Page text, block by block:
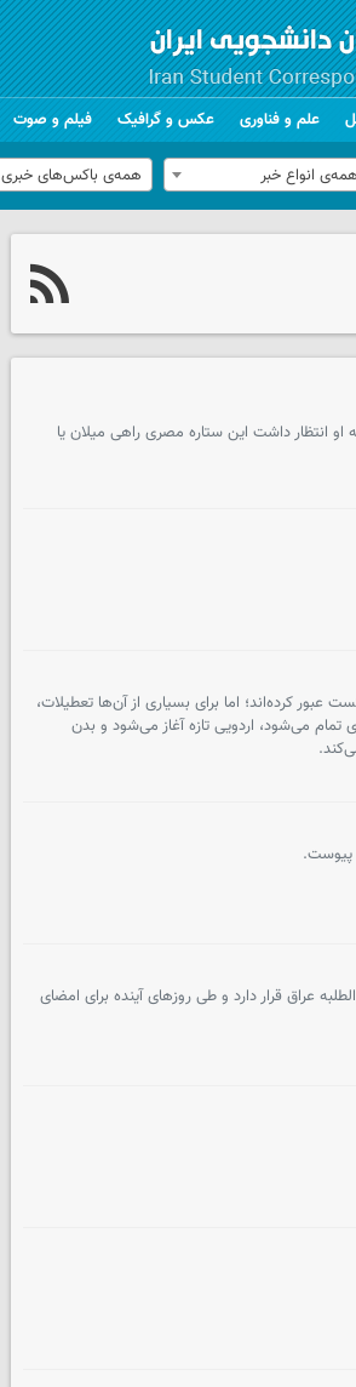
علم و فناوری عکس و گرافیک فیلم و صوت
همه‌ی انواع خبر همه‌ی باکس‌های خبری
او انتظار داشت این ستاره مصری راهی میلان یا
کرده‌اند؛ اما برای بسیاری از آن‌ها تعطیلات،
می‌شود، اردویی تازه آغاز می‌شود و بدن
پیوست.
عراق قرار دارد و طی روزهای آینده برای امضای